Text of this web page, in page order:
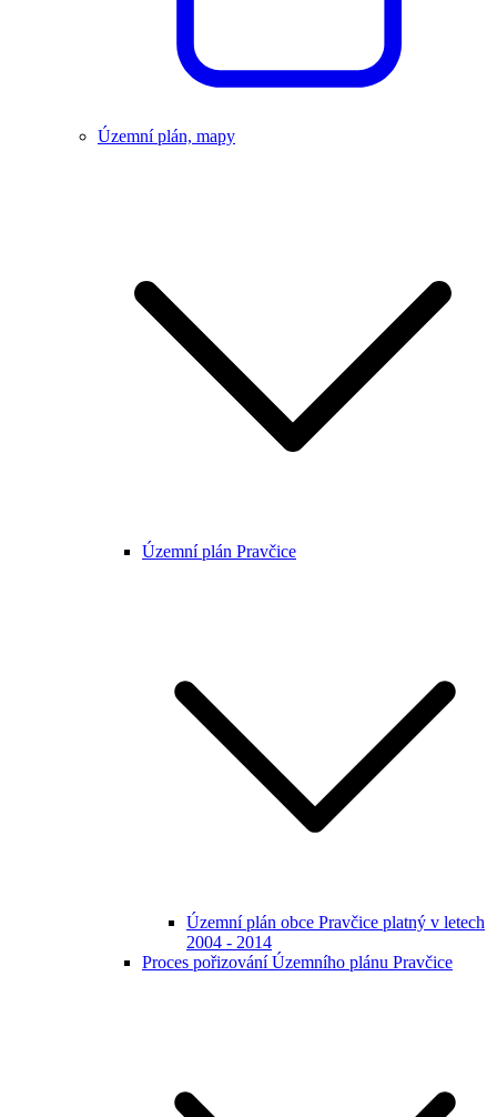
Územní plán, mapy
Územní plán Pravčice
Územní plán obce Pravčice platný v letech
2004 - 2014
Proces pořizování Územního plánu Pravčice